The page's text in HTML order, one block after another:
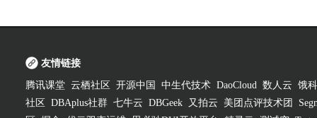
友情链接
腾讯课堂 云栖社区 开源中国 中生代技术 DaoCloud 数人云 饿
社区
DBAplus社群 七牛云 DBGeek 又拍云 美团点评技术团